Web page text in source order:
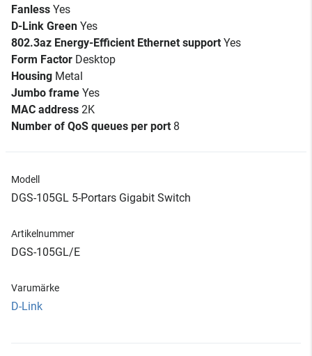
Fanless Yes
D-Link Green Yes
802.3az Energy-Efficient Ethernet support Yes
Form Factor Desktop
Housing Metal
Jumbo frame Yes
MAC address 2K
Number of QoS queues per port 8
Modell
DGS-105GL 5-Portars Gigabit Switch
Artikelnummer
DGS-105GL/E
Varumärke
D-Link